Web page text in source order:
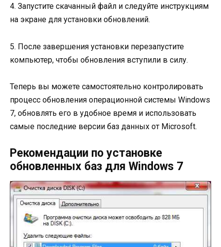
4. Запустите скачанный файл и следуйте инструкциям
на экране для установки обновлений.
5. После завершения установки перезапустите
компьютер, чтобы обновления вступили в силу.
Теперь вы можете самостоятельно контролировать
процесс обновления операционной системы Windows
7, обновлять его в удобное время и использовать
самые последние версии баз данных от Microsoft.
Рекомендации по установке
обновленных баз для Windows 7